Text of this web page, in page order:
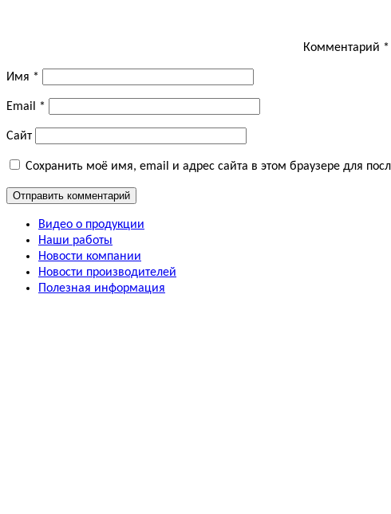
Комментарий *
Имя *
Email *
Сайт
Сохранить моё имя, email и адрес сайта в этом браузере для
Видео о продукции
Наши работы
Новости компании
Новости производителей
Полезная информация